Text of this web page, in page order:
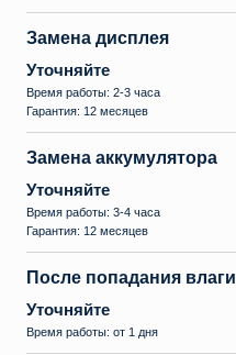
Замена дисплея
Уточняйте
Время работы: 2-3 часа
Гарантия: 12 месяцев
Замена аккумулятора
Уточняйте
Время работы: 3-4 часа
Гарантия: 12 месяцев
После попадания влаги
Уточняйте
Время работы: от 1 дня